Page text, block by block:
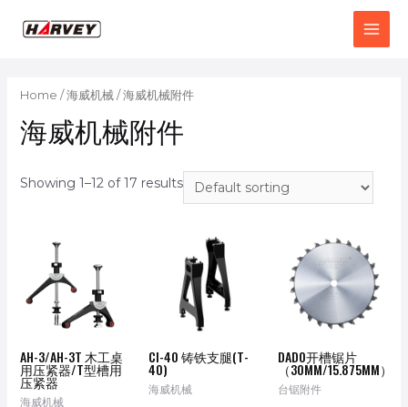
Home /海威机械 / 海威机械附件
海威机械附件
Showing 1–12 of 17 results
AH-3/AH-3T 木工桌
用压紧器/T型槽用
压紧器
海威机械
CI-40 铸铁支腿(T-
40)
海威机械
DADO开槽锯片
（30MM/15.875MM）
台锯附件